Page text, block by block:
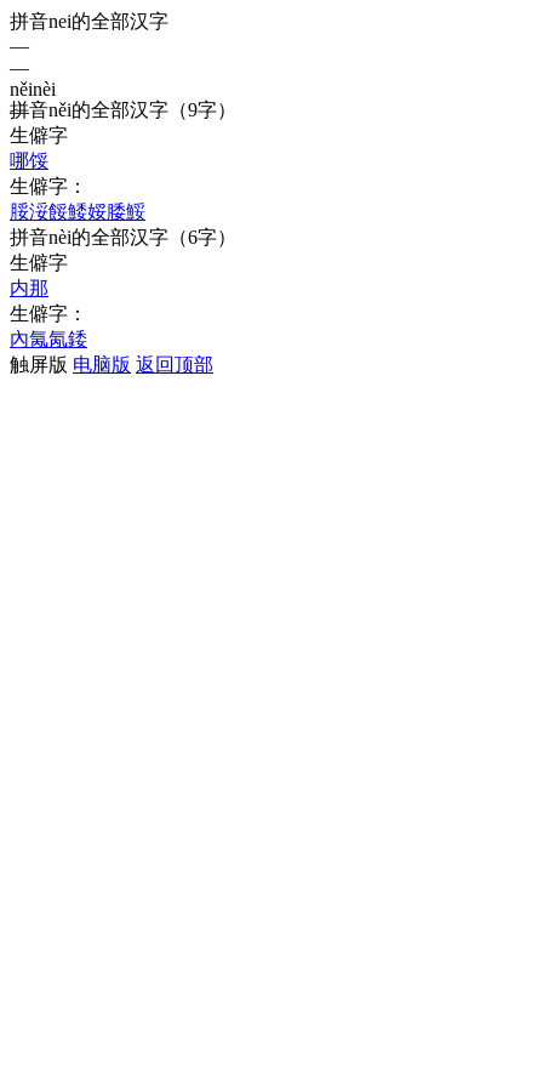
拼音nei的全部汉字
—
—
něinèi
—
拼音něi的全部汉字 （9字）
生僻字
哪馁
生僻字：
脮浽餒鯘娞腇鮾
拼音nèi的全部汉字 （6字）
生僻字
内那
生僻字：
內氞氝錗
触屏版 电脑版 返回顶部